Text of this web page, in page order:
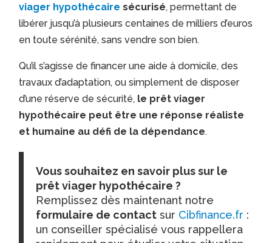
viager hypothécaire sécurisé, permettant de
libérer jusqu’à plusieurs centaines de milliers d’euros
en toute sérénité, sans vendre son bien.
Qu’il s’agisse de financer une aide à domicile, des
travaux d’adaptation, ou simplement de disposer
d’une réserve de sécurité, le prêt viager
hypothécaire peut être une réponse réaliste
et humaine au défi de la dépendance.
Vous souhaitez en savoir plus sur le
prêt viager hypothécaire ?
Remplissez dès maintenant notre
formulaire de contact sur Cibfinance.fr :
un conseiller spécialisé vous rappellera